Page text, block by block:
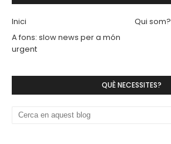
Inici
Qui som?
A fons: slow news per a món
urgent
QUÈ NECESSITES?